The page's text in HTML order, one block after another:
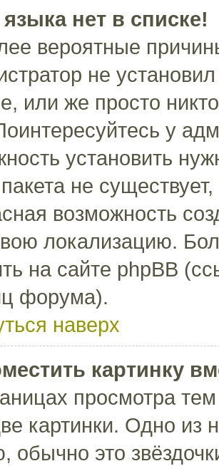
нет в списке!
вероятные
не
или же просто
у
установить
пакета не
возможность
локализацию.
на сайте phpBB
форума).
наверх
картинку
просмотра
картинки. Одно из
обычно это